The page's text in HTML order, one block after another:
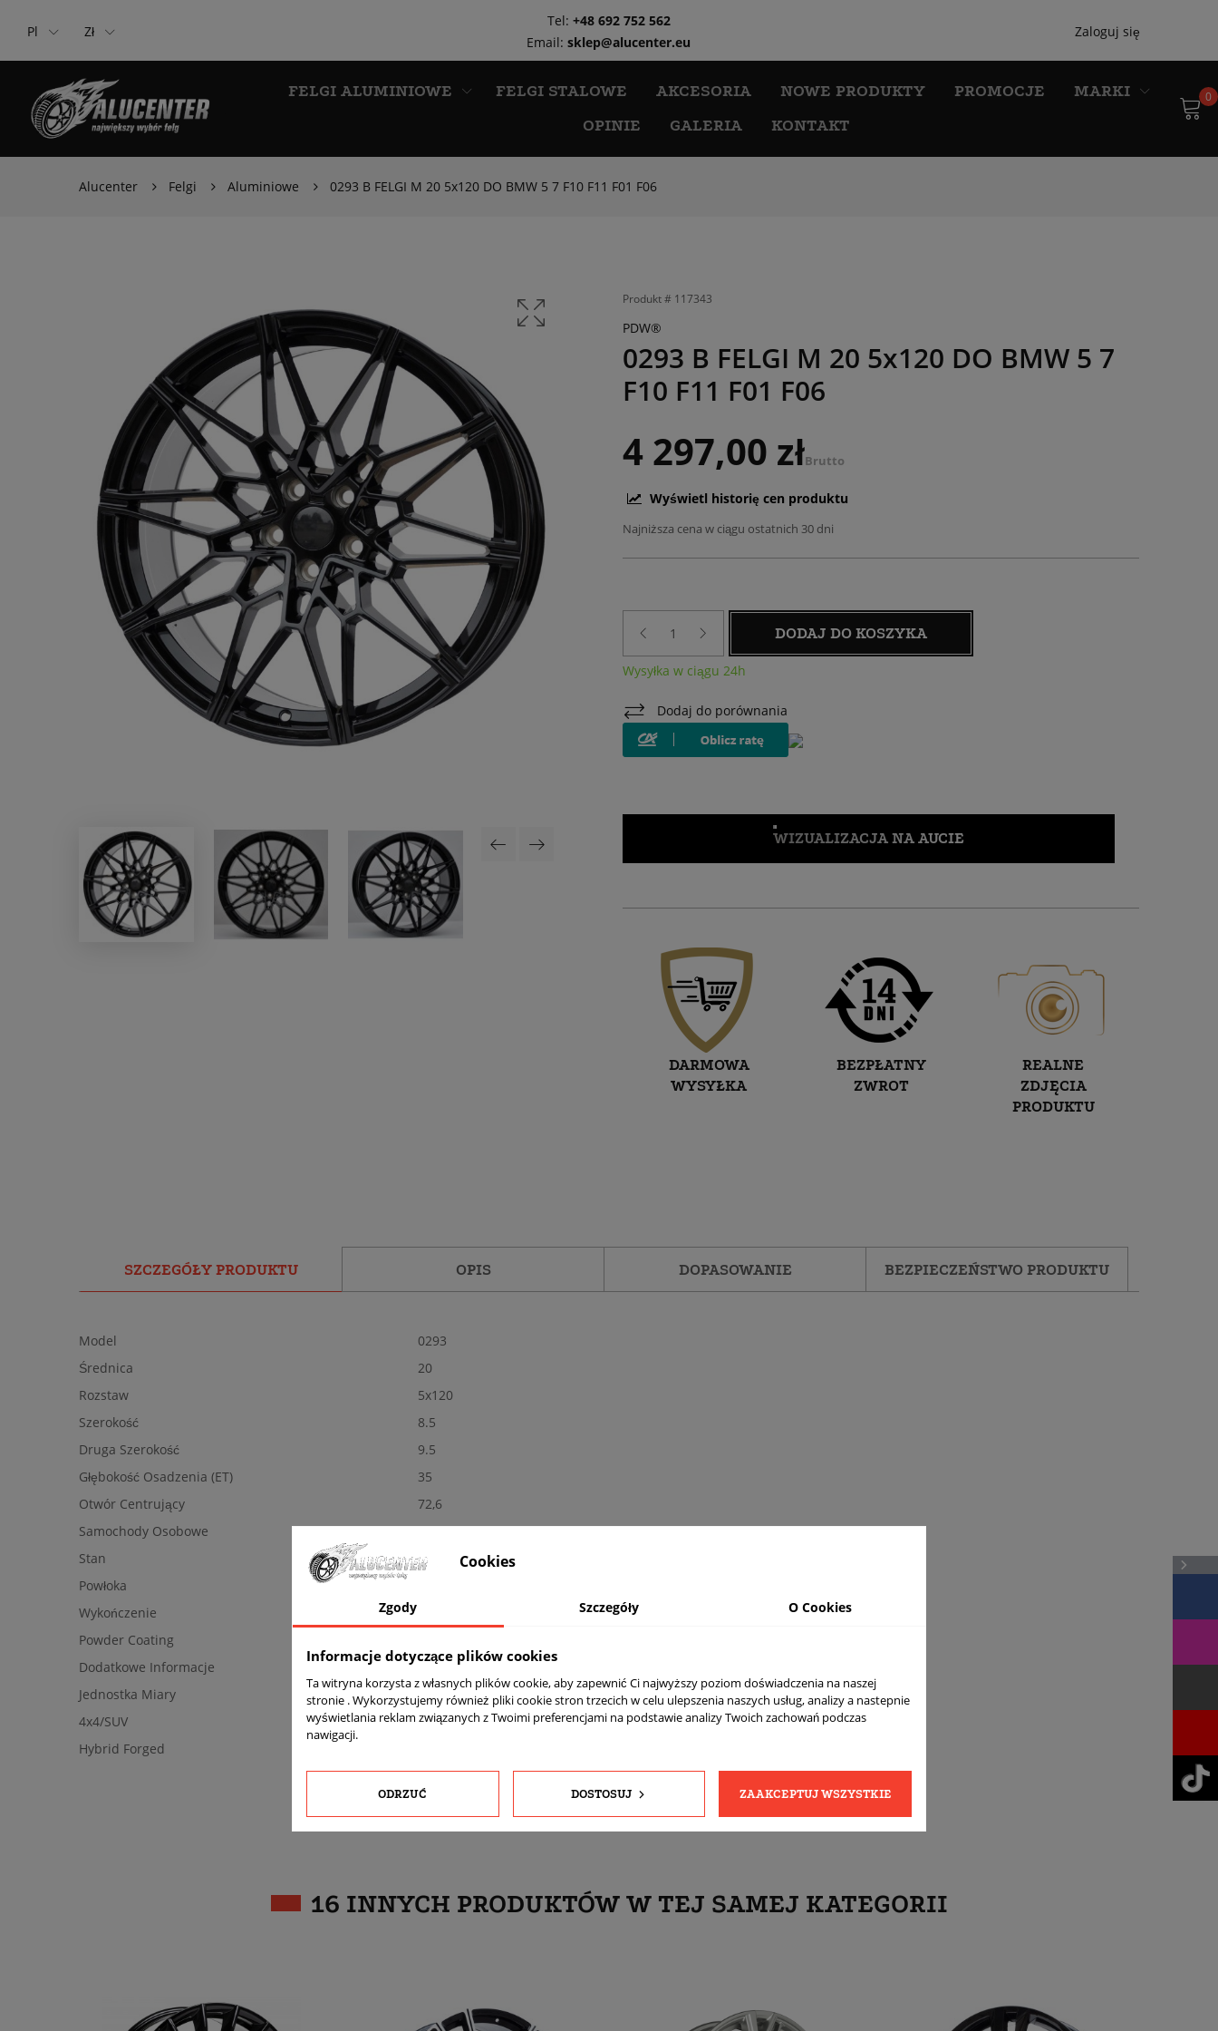
Pl Zł
Tel: +48 692 752 562
Email:sklep@alucenter.eu
Zaloguj się
FELGI ALUMINIOWE FELGI STALOWE AKCESORIA NOWE PRODUKTY PROMOCJE
MARKI
OPINIE
GALERIA KONTAKT
0
Alucenter Felgi Aluminiowe 0293 B FELGI M 20 5x120 DO BMW 5 7 F10 F11 F01 F06
Produkt # 117343
PDW®
0293 B FELGI M 20 5x120 DO BMW 5 7
F10 F11 F01 F06
4 297,00 złBrutto
Wyświetl historię cen produktu
Najniższa cena w ciągu ostatnich 30 dni
DODAJ DO KOSZYKA
Wysyłka w ciągu 24h
Dodaj do porównania
WIZUALIZACJA NA AUCIE
DARMOWA
WYSYŁKA
BEZPŁATNY
ZWROT
REALNE
ZDJĘCIA
PRODUKTU
SZCZEGÓŁY PRODUKTU OPIS DOPASOWANIE BEZPIECZEŃSTWO PRODUKTU
Model
0293
Średnica
20
Rozstaw
5x120
Szerokość
8.5
Druga Szerokość
9.5
Głębokość Osadzenia (ET)
35
Otwór Centrujący
72,6
Samochody Osobowe
Tak
Stan
Nowe
Powłoka
Wykończenie
Powder Coating
Dodatkowe Informacje
Szerokość: przód 8,5 ET35, tył 9,5 ET40
Jednostka Miary
komplet (4 sztuki)
4x4/SUV
Tak
Hybrid Forged
16 INNYCH PRODUKTÓW W TEJ SAMEJ KATEGORII
Cookies
Zgody Szczegóły O Cookies
Informacje dotyczące plików cookies
Ta witryna korzysta z własnych plików cookie, aby zapewnić Ci najwyższy poziom doświadczenia na naszej
stronie . Wykorzystujemy również pliki cookie stron trzecich w celu ulepszenia naszych usług, analizy a nastepnie
wyświetlania reklam związanych z Twoimi preferencjami na podstawie analizy Twoich zachowań podczas
nawigacji.
ODRZUĆ DOSTOSUJ ZAAKCEPTUJ WSZYSTKIE